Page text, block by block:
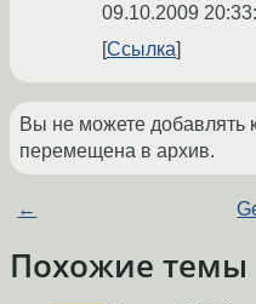
09.10.2009
Ссылка
Вы не можете добавлять
перемещена в архив.
←
Похожие темы